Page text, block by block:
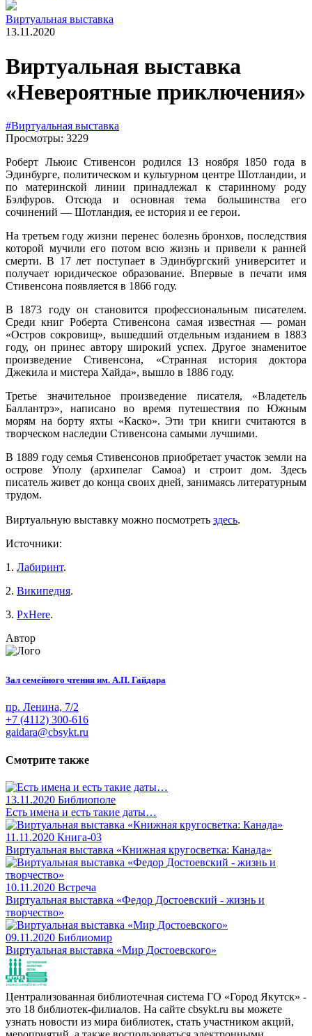
Виртуальная выставка
13.11.2020
Виртуальная выставка
«Невероятные приключения»
#Виртуальная выставка
Просмотры: 3229
Роберт Льюис Стивенсон родился 13 ноября 1850 года в
Эдинбурге, политическом и культурном центре Шотландии, и
по материнской линии принадлежал к старинному роду
Бэлфуров. Отсюда и основная тема большинства его
сочинений — Шотландия, ее история и ее герои.
На третьем году жизни перенес болезнь бронхов, последствия
которой мучили его потом всю жизнь и привели к ранней
смерти. В 17 лет поступает в Эдинбургский университет и
получает юридическое образование. Впервые в печати имя
Стивенсона появляется в 1866 году.
В 1873 году он становится профессиональным писателем.
Среди книг Роберта Стивенсона самая известная — роман
«Остров сокровищ», вышедший отдельным изданием в 1883
году, он принес автору широкий успех. Другое знаменитое
произведение Стивенсона, «Странная история доктора
Джекила и мистера Хайда», вышло в 1886 году.
Третье значительное произведение писателя, «Владетель
Баллантрэ», написано во время путешествия по Южным
морям на борту яхты «Каско». Эти три книги считаются в
творческом наследии Стивенсона самыми лучшими.
В 1889 году семья Стивенсонов приобретает участок земли на
острове Уполу (архипелаг Самоа) и строит дом. Здесь
писатель живет до конца своих дней, занимаясь литературным
трудом.
Виртуальную выставку можно посмотреть здесь.
Источники:
1. Лабиринт.
2. Википедия.
3. PxHere.
Автор
Зал семейного чтения им. А.П. Гайдара
пр. Ленина, 7/2
+7 (4112) 300-616
gaidara@cbsykt.ru
Смотрите также
13.11.2020 Библиополе
Есть имена и есть такие даты…
11.11.2020 Книга-03
Виртуальная выставка «Книжная кругосветка: Канада»
10.11.2020 Встреча
Виртуальная выставка «Федор Достоевский - жизнь и
творчество»
09.11.2020 Библиомир
Виртуальная выставка «Мир Достоевского»
Централизованная библиотечная система ГО «Город Якутск» -
это 18 библиотек-филиалов. На сайте cbsykt.ru вы можете
узнать новости из мира библиотек, стать участником акций,